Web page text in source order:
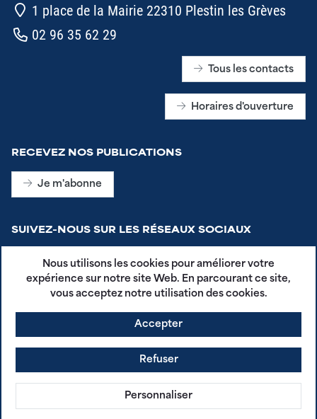
1 place de la Mairie 22310 Plestin les Grèves
02 96 35 62 29
Tous les contacts
Horaires d'ouverture
RECEVEZ NOS PUBLICATIONS
Je m'abonne
SUIVEZ-NOUS SUR LES RÉSEAUX SOCIAUX
Mentions légales
agdg.fr
Nous utilisons les cookies pour améliorer votre
expérience sur notre site Web. En parcourant ce site,
vous acceptez notre utilisation des cookies.
Accepter
Refuser
Personnaliser